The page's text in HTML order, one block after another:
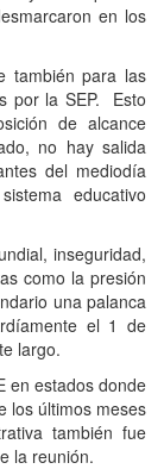
en los
también para las
por la SEP. Esto
de alcance
no hay salida
del mediodía
educativo
inseguridad,
como la presión
una palanca
el 1 de
largo.
en estados donde
los últimos meses
también fue
la reunión.